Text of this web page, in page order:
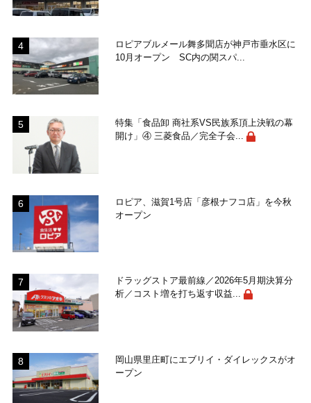
ロピアブルメール舞多聞店が神戸市垂水区に
10月オープン SC内の関スパ...
特集「食品卸 商社系VS民族系頂上決戦の幕
開け」④ 三菱食品／完全子会...
ロピア、滋賀1号店「彦根ナフコ店」を今秋
オープン
ドラッグストア最前線／2026年5月期決算分
析／コスト増を打ち返す収益...
岡山県里庄町にエブリイ・ダイレックスがオ
ープン